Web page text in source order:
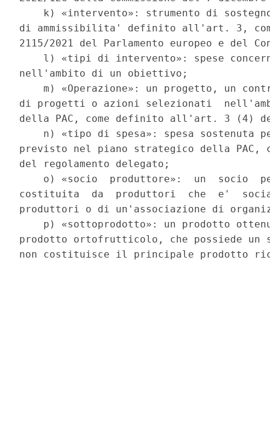
k) «intervento»: strumento di
di ammissibilita' definito all'art. 3,
2115/2021 del Parlamento europeo e del
l) «tipi di intervento»: spese
nell'ambito di un obiettivo;
m) «Operazione»: un progetto, un
di progetti o azioni selezionati
della PAC, come definito all'art. 3 (4)
n) «tipo di spesa»: spesa sostenuta
previsto nel piano strategico della
del regolamento delegato;
o) «socio  produttore»:  un  socio
costituita  da  produttori  che  e'
produttori o di un'associazione di
p) «sottoprodotto»: un prodotto
prodotto ortofrutticolo, che possiede un